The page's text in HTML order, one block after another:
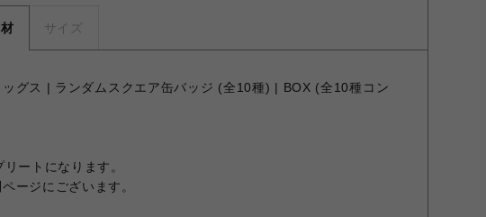
サイズ
グス | ランダムスクエア缶バッジ (全10種) | BOX (全10種コン
ートになります。
ージにございます。